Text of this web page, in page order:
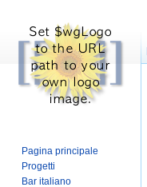
Pagina principale
Progetti
Bar italiano